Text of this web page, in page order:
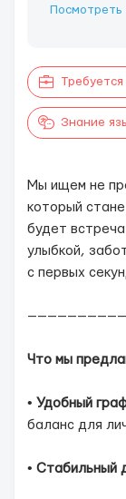
Знание
Мы ищем не
который
будет
улыбкой,
с первых
——————————
Что мы
• Удобный
баланс для
• Стабильный